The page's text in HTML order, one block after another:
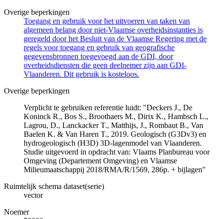
Overige beperkingen
Toegang en gebruik voor het uitvoeren van taken van
algemeen belang door niet-Vlaamse overheidsinstanties is
geregeld door het Besluit van de Vlaamse Regering met de
regels voor toegang en gebruik van geografische
gegevensbronnen toegevoegd aan de GDI, door
overheidsdiensten die geen deelnemer zijn aan GDI-
Vlaanderen. Dit gebruik is kosteloos.
Overige beperkingen
Verplicht te gebruiken referentie luidt: "Deckers J., De
Koninck R., Bos S., Broothaers M., Dirix K., Hambsch L.,
Lagrou, D., Lanckacker T., Matthijs, J., Rombaut B., Van
Baelen K. & Van Haren T., 2019. Geologisch (G3Dv3) en
hydrogeologisch (H3D) 3D-lagenmodel van Vlaanderen.
Studie uitgevoerd in opdracht van: Vlaams Planbureau voor
Omgeving (Departement Omgeving) en Vlaamse
Milieumaatschappij 2018/RMA/R/1569, 286p. + bijlagen"
Ruimtelijk schema dataset(serie)
vector
Noemer